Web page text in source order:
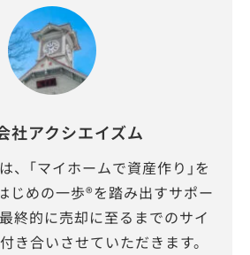
社アクシエイズム
、｢マイホームで資産作り｣を
じめの一歩®を踏み出すサポー
終的に売却に至るまでのサイ
き合いさせていただきます。